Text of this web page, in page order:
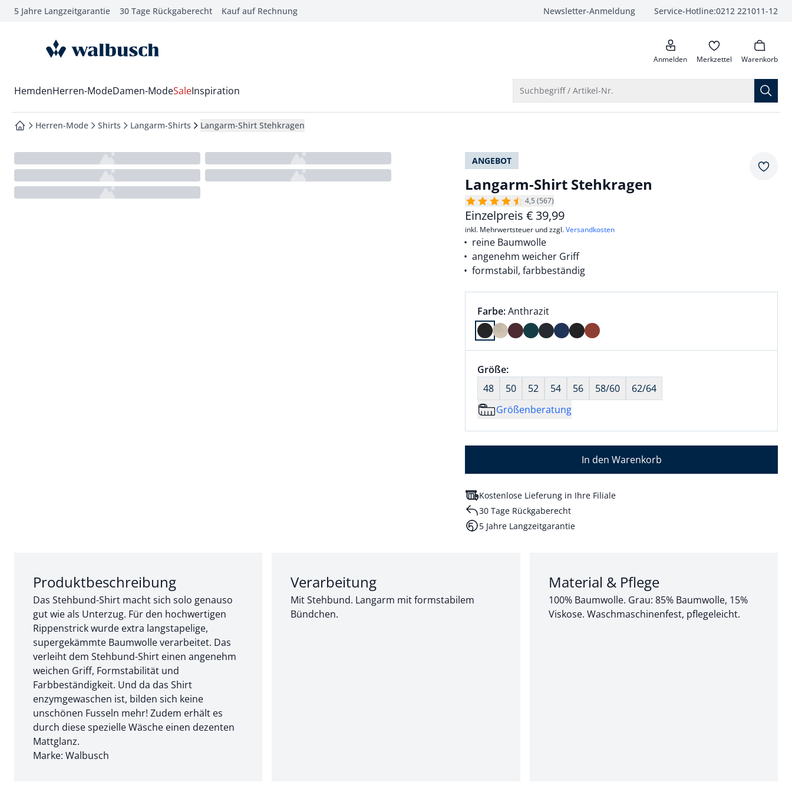
springen
springen
springen
5 Jahre Langzeitgarantie 30 Tage Rückgaberecht Kauf auf Rechnung Newsletter-Anmeldung Service-Hotline:0212 221011-12
anrufen
zur Startseite Anmelden Merkzettel Warenkorb
Wechsel in das Menü mit Pfeil-Runter Taste
HemdenHerren-ModeDamen-ModeSaleInspiration Suchbegriff / Artikel-Nr.
zur Startseite
Herren-Mode Shirts Langarm-Shirts Langarm-Shirt Stehkragen
ANGEBOT
Langarm-Shirt Stehkragen
4,5 (567)
Einzelpreis € 39,99
inkl. Mehrwertsteuer und zzgl.Versandkosten
reine Baumwolle
angenehm weicher Griff
formstabil, farbbeständig
Farbauswahl:
Farbe:aktuell ausgewählt:
Anthrazit
Farbe Anthrazit ausgewählt
Größenauswahl:
Größe:nichts ausgewählt
48
50 52 54 56 58/60
62/64
Größenberatung
In den Warenkorb
Kostenlose Lieferung in Ihre Filiale
30 Tage Rückgaberecht
5 Jahre Langzeitgarantie
Abschnitt 1 von 3:
Produktbeschreibung
Das Stehbund-Shirt macht sich solo genauso
gut wie als Unterzug. Für den hochwertigen
Rippenstrick wurde extra langstapelige,
supergekämmte Baumwolle verarbeitet. Das
verleiht dem Stehbund-Shirt einen angenehm
weichen Griff, Formstabilität und
Farbbeständigkeit. Und da das Shirt
enzymgewaschen ist, bilden sich keine
unschönen Fusseln mehr! Zudem erhält es
durch diese spezielle Wäsche einen dezenten
Mattglanz.
Marke: Walbusch
Abschnitt 2 von 3:
Verarbeitung
Mit Stehbund. Langarm mit formstabilem
Bündchen.
Abschnitt 3 von 3:
Material & Pflege
100% Baumwolle. Grau: 85% Baumwolle, 15%
Viskose. Waschmaschinenfest, pflegeleicht.